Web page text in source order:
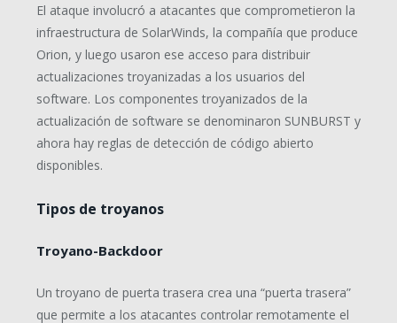
El ataque involucró a atacantes que comprometieron la
infraestructura de SolarWinds, la compañía que produce
Orion, y luego usaron ese acceso para distribuir
actualizaciones troyanizadas a los usuarios del
software. Los componentes troyanizados de la
actualización de software se denominaron SUNBURST y
ahora hay reglas de detección de código abierto
disponibles.
Tipos de troyanos
Troyano-Backdoor
Un troyano de puerta trasera crea una “puerta trasera”
que permite a los atacantes controlar remotamente el